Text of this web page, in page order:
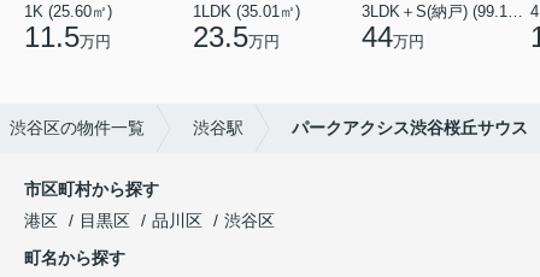
1K (25.60㎡)
11.5万円
1LDK (35.01㎡)
23.5万円 44万円
渋谷区の物件一覧 渋谷駅 パークアクシス渋谷桜丘サウス
市区町村から探す
港区
目黒区 品川区
渋谷区
町名から探す